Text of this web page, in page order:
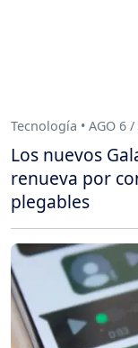
Tecnología • AGO 6 /
Los nuevos
renueva por
plegables